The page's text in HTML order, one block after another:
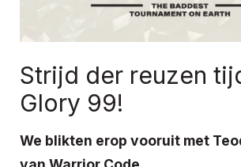
Strijd der reuzen
Glory 99!
We blikten erop vooruit met